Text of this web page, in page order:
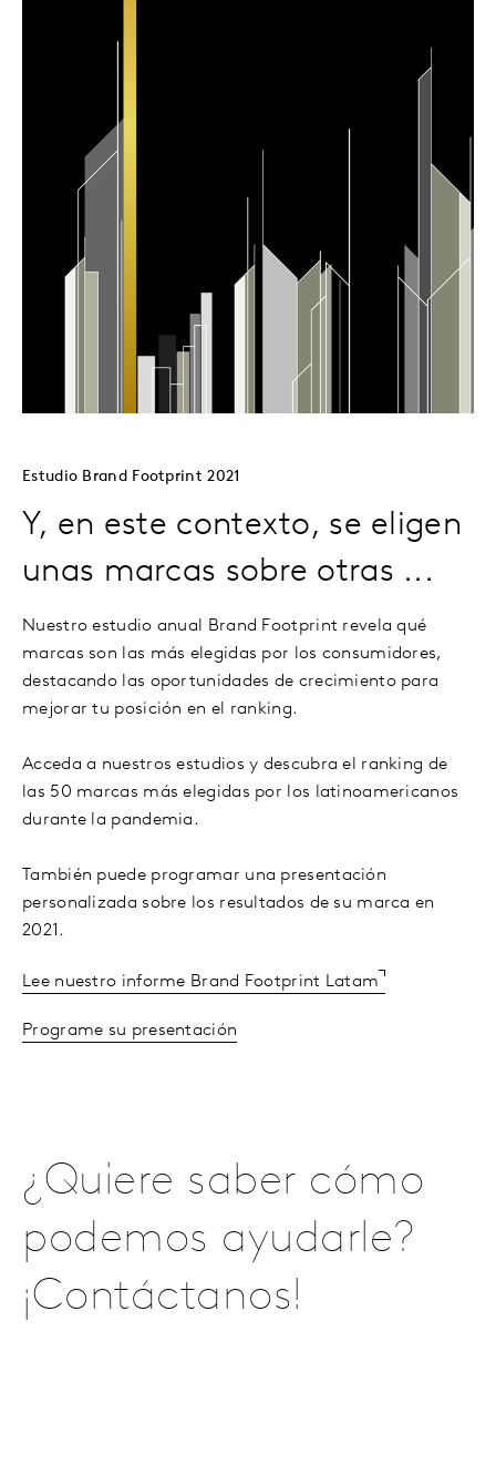
Estudio Brand Footprint 2021
Y, en este contexto, se eligen
unas marcas sobre otras ...
Nuestro estudio anual Brand Footprint revela qué
marcas son las más elegidas por los consumidores,
destacando las oportunidades de crecimiento para
mejorar tu posición en el ranking.
Acceda a nuestros estudios y descubra el ranking de
las 50 marcas más elegidas por los latinoamericanos
durante la pandemia.
También puede programar una presentación
personalizada sobre los resultados de su marca en
2021.
Lee nuestro informe Brand Footprint Latam
Programe su presentación
¿Quiere saber cómo
podemos ayudarle?
¡Contáctanos!